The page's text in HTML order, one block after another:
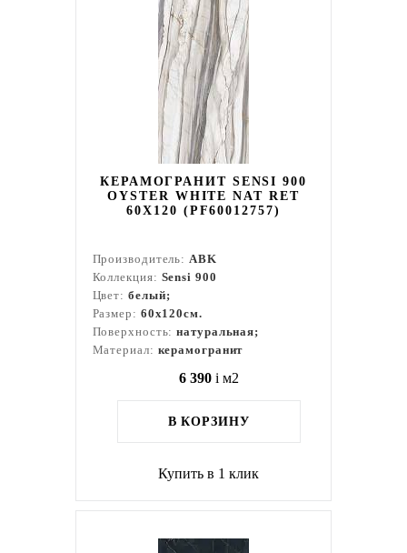
КЕРАМОГРАНИТ SENSI 900
OYSTER WHITE NAT RET
60X120 (PF60012757)
Производитель:ABK
Коллекция: Sensi 900
Цвет: белый;
Размер: 60x120см.
Поверхность:натуральная;
Материал: керамогранит
6 390 i м2
В КОРЗИНУ
Купить в 1 клик